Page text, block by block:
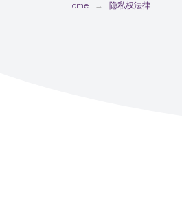
Home 隐私权法律